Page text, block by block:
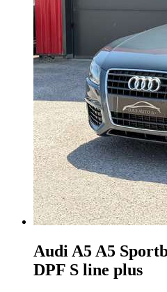
Audi A5 A5
DPF S line plus